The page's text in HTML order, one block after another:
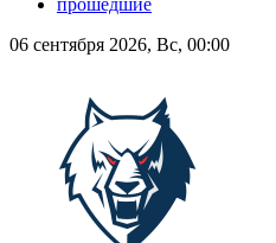
прошедшие
06 сентября 2026, Вс, 00:00